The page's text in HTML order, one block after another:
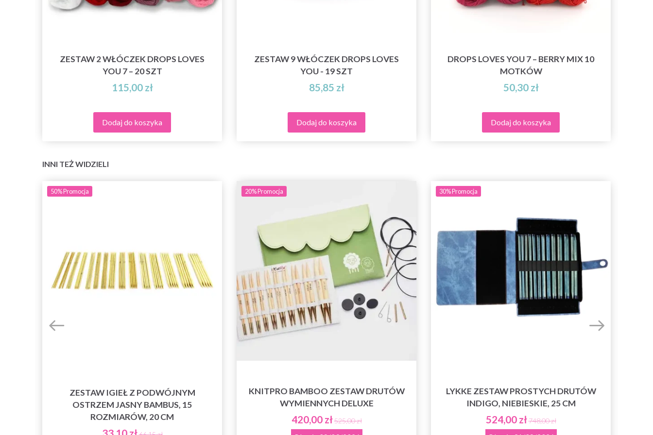
ZESTAW 2 WŁÓCZEK DROPS LOVES
YOU 7 – 20 SZT
115,00 zł
Dodaj do koszyka
ZESTAW 9 WŁÓCZEK DROPS LOVES
YOU - 19 SZT
85,85 zł
Dodaj do koszyka
DROPS LOVES YOU 7 – BERRY MIX 10
MOTKÓW
50,30 zł
Dodaj do koszyka
INNI TEŻ WIDZIELI
50%Promocja
ZESTAW IGIEŁ Z PODWÓJNYM
OSTRZEM JASNY BAMBUS, 15
ROZMIARÓW, 20 CM
20%Promocja
KNITPRO BAMBOO ZESTAW DRUTÓW
WYMIENNYCH DELUXE
420,00 zł525,00 zł
30%Promocja
LYKKE ZESTAW PROSTYCH DRUTÓW
INDIGO, NIEBIESKIE, 25 CM
524,00 zł748,00 zł